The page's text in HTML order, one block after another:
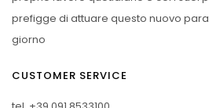
prefigge di attuare questo nuovo
giorno
CUSTOMER SERVICE